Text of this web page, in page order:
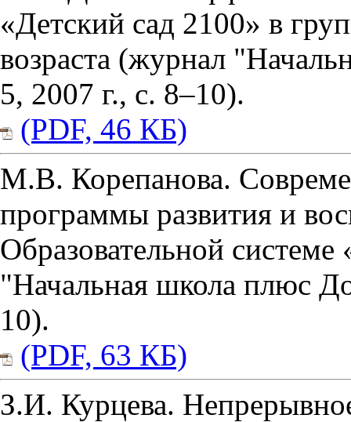
«Детский сад 2100» в
возраста (журнал
5, 2007 г., с. 8–10).
(PDF, 46 КБ)
М.В. Корепанова.
программы развития и
Образовательной
"Начальная школа плюс
10).
(PDF, 63 КБ)
З.И. Курцева.